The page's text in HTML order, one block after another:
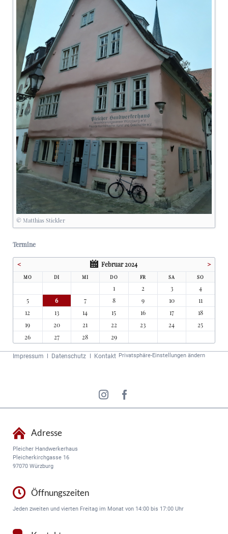
© Matthias Stickler
Termine
< Februar 2024 >
MO DI MI DO FR SA SO
1 2 3
4
5
6 7 8 9 10
11
12
13 14 15 16 17
18
19
20 21 22 23 24
25
26
27 28 29
Navigation
Impressum Datenschutz Kontakt Privatsphäre-Einstellungen ändern
Adresse
Pleicher Handwerkerhaus
Pleicherkirchgasse 16
97070 Würzburg
Öffnungszeiten
Jeden zweiten und vierten Freitag im Monat von 14:00 bis 17:00 Uhr